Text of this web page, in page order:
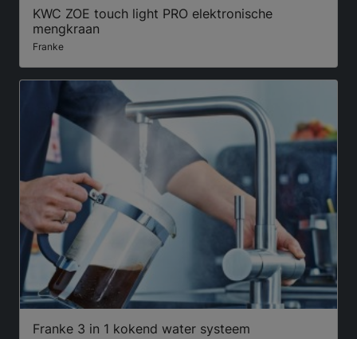
KWC ZOE touch light PRO elektronische
mengkraan
Franke
Franke 3 in 1 kokend water systeem